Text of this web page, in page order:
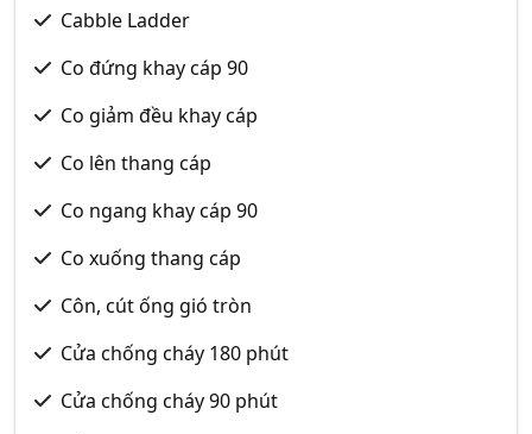
Cabble Ladder
Co đứng khay cáp 90
Co giảm đều khay cáp
Co lên thang cáp
Co ngang khay cáp 90
Co xuống thang cáp
Côn, cút ống gió tròn
Cửa chống cháy 180 phút
Cửa chống cháy 90 phút